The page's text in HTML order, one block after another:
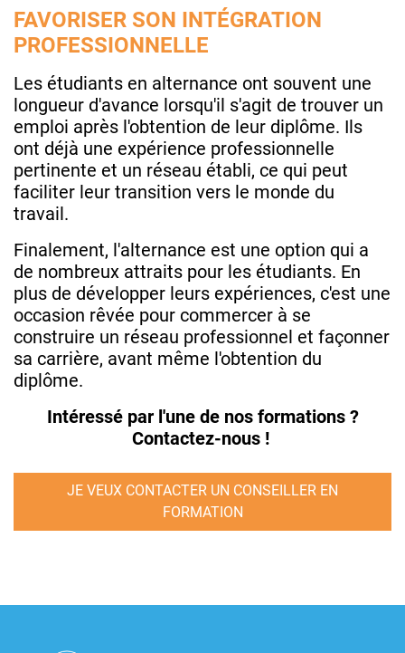
FAVORISER SON INTÉGRATION
PROFESSIONNELLE
Les étudiants en alternance ont souvent une
longueur d'avance lorsqu'il s'agit de trouver un
emploi après l'obtention de leur diplôme. Ils
ont déjà une expérience professionnelle
pertinente et un réseau établi, ce qui peut
faciliter leur transition vers le monde du
travail.
Finalement, l'alternance est une option qui a
de nombreux attraits pour les étudiants. En
plus de développer leurs expériences, c'est une
occasion rêvée pour commercer à se
construire un réseau professionnel et façonner
sa carrière, avant même l'obtention du
diplôme.
Intéressé par l'une de nos formations ?
Contactez-nous !
JE VEUX CONTACTER UN CONSEILLER EN
FORMATION